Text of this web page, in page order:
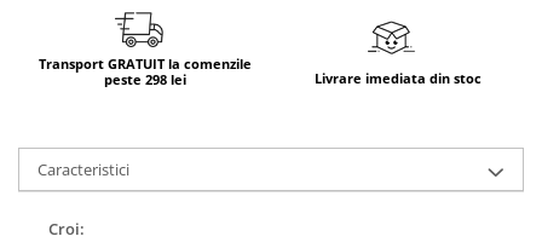
Transport GRATUIT la comenzile
peste 298 lei
Livrare imediata din stoc
Caracteristici
Croi: